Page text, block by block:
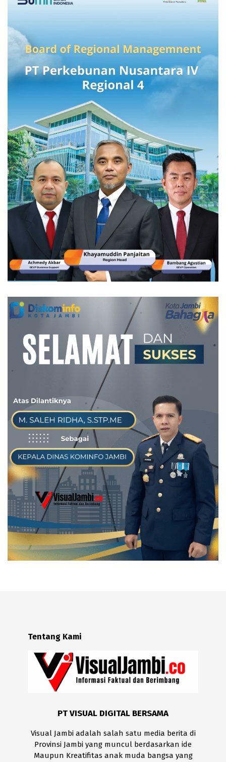
Tentang Kami
PT VISUAL DIGITAL BERSAMA
Visual Jambi adalah salah satu media berita di
Provinsi Jambi yang muncul berdasarkan ide
Maupun Kreatifitas anak muda bangsa yang